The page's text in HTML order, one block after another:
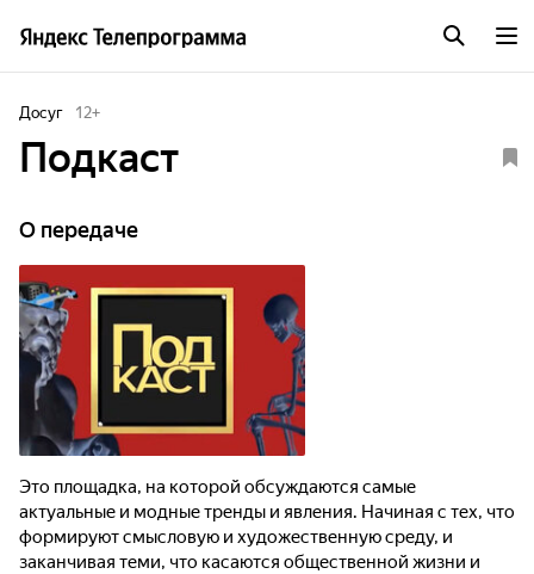
Досуг 12+
Подкаст
О передаче
Это площадка, на которой обсуждаются самые
актуальные и модные тренды и явления. Начиная с тех, что
формируют смысловую и художественную среду, и
заканчивая теми, что касаются общественной жизни и